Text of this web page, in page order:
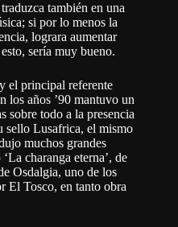
también en una
si por lo menos la
lograra aumentar
sería muy bueno.
el principal referente
los años ’90 mantuvo un
sobre todo a la presencia
sello Lusafrica, el mismo
muchos grandes
charanga eterna’, de
Osdalgia, uno de los
El Tosco, en tanto obra